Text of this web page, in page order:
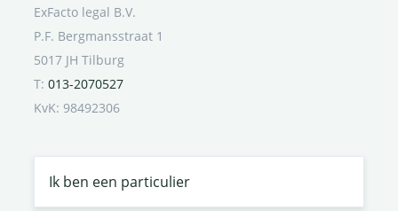
ExFacto legal B.V.
P.F. Bergmansstraat 1
5017 JH Tilburg
T: 013-2070527
KvK: 98492306
Ik ben een particulier